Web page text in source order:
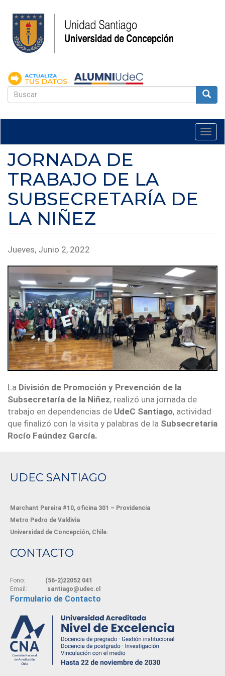
contenido
principal
FORMULARIO
JORNADA DE
TRABAJO DE LA
SUBSECRETARÍA DE
LA NIÑEZ
Jueves, Junio 2, 2022
La División de Promoción y Prevención de la
Subsecretaría de la Niñez, realizó una jornada de
trabajo en dependencias de UdeC Santiago, actividad
que finalizó con la visita y palabras de la Subsecretaria
Rocío Faúndez García.
UDEC SANTIAGO
Marchant Pereira #10, oficina 301 – Providencia
Metro Pedro de Valdivia
Universidad de Concepción, Chile.
CONTACTO
Fono:
(56-2)22052 041
Email:
santiago@udec.cl
Formulario de Contacto